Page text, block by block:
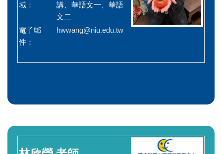
域：
講、華語文一、華語
文二
電子郵
件：
hwwang@niu.edu.tw